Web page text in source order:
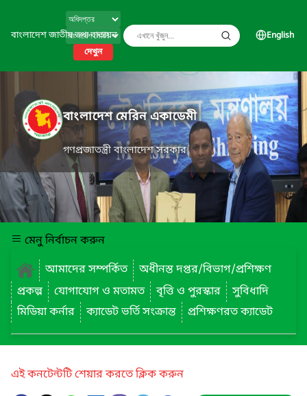
বাংলাদেশ জাতীয় তথ্য বাতায়ন
দেখুন
English
বাংলাদেশ মেরিন একাডেমী
গণপ্রজাতন্ত্রী বাংলাদেশ সরকার
মেনু নির্বাচন করুন
আমাদের সম্পর্কিত
অধীনস্ত দপ্তর/বিভাগ/প্রশিক্ষণ
প্রকল্প
যোগাযোগ ও মতামত বৃত্তি ও পুরস্কার
সুবিধাদি
মিডিয়া কর্নার
ক্যাডেট ভর্তি সংক্রান্ত প্রশিক্ষণরত ক্যাডেট
এই কনটেন্টটি শেয়ার করতে ক্লিক করুন